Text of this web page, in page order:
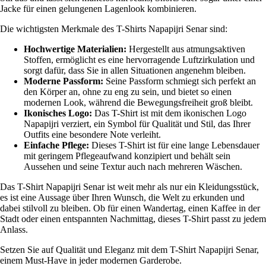
Jacke für einen gelungenen Lagenlook kombinieren.
Die wichtigsten Merkmale des T-Shirts Napapijri Senar sind:
Hochwertige Materialien: Hergestellt aus atmungsaktiven
Stoffen, ermöglicht es eine hervorragende Luftzirkulation und
sorgt dafür, dass Sie in allen Situationen angenehm bleiben.
Moderne Passform: Seine Passform schmiegt sich perfekt an
den Körper an, ohne zu eng zu sein, und bietet so einen
modernen Look, während die Bewegungsfreiheit groß bleibt.
Ikonisches Logo: Das T-Shirt ist mit dem ikonischen Logo
Napapijri verziert, ein Symbol für Qualität und Stil, das Ihrer
Outfits eine besondere Note verleiht.
Einfache Pflege: Dieses T-Shirt ist für eine lange Lebensdauer
mit geringem Pflegeaufwand konzipiert und behält sein
Aussehen und seine Textur auch nach mehreren Wäschen.
Das T-Shirt Napapijri Senar ist weit mehr als nur ein Kleidungsstück,
es ist eine Aussage über Ihren Wunsch, die Welt zu erkunden und
dabei stilvoll zu bleiben. Ob für einen Wandertag, einen Kaffee in der
Stadt oder einen entspannten Nachmittag, dieses T-Shirt passt zu jedem
Anlass.
Setzen Sie auf Qualität und Eleganz mit dem T-Shirt Napapijri Senar,
einem Must-Have in jeder modernen Garderobe.